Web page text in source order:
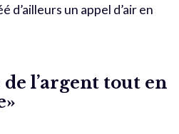
d’ailleurs un appel d’air en
l’argent tout en